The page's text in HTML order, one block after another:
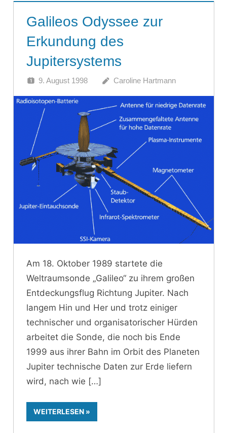
Galileos Odyssee zur
Erkundung des
Jupitersystems
9. August 1998 Caroline Hartmann
Am 18. Oktober 1989 startete die
Weltraumsonde „Galileo“ zu ihrem großen
Entdeckungsflug Richtung Jupiter. Nach
langem Hin und Her und trotz einiger
technischer und organisatorischer Hürden
arbeitet die Sonde, die noch bis Ende
1999 aus ihrer Bahn im Orbit des Planeten
Jupiter technische Daten zur Erde liefern
wird, nach wie
WEITERLESEN